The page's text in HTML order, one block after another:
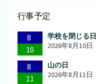
ー
送
り
行事予定
8
10
学校を閉じる日
2026年8月10日
8
11
山の日
2026年8月11日